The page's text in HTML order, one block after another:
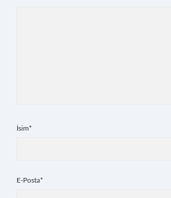
İsim*
E-Posta*